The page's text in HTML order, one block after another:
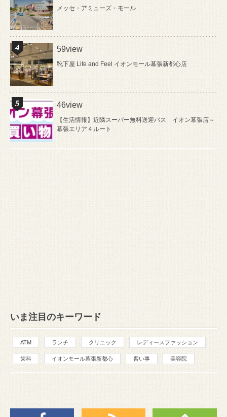
メッセ・アミューズ・モール
59view
靴下屋 Life and Feel イオンモール幕張新都心店
46view
【生活情報】近隣スーパー無料送迎バス イオン幕張店～
幕張エリア４ルート
いま注目のキーワード
ATM ランチ クリニック レディースファッション
歯科 イオンモール幕張新都心 習い事 美容院